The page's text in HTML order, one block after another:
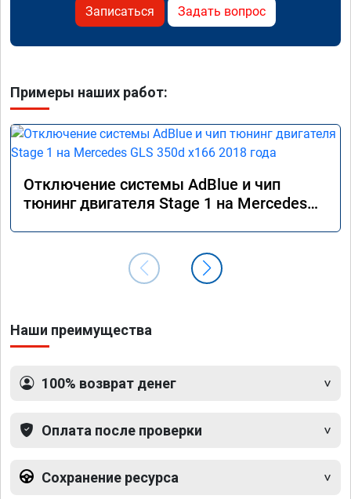
Записаться Задать вопрос
Примеры наших работ:
Отключение системы AdBlue и чип
тюнинг двигателя Stage 1 на Mercedes
Наши преимущества
100% возврат денег
Оплата после проверки
Сохранение ресурса